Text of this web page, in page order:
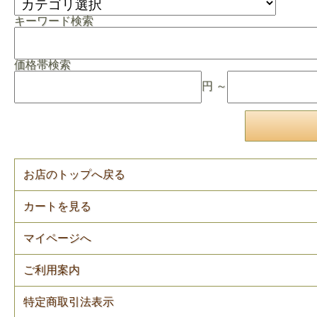
キーワード検索
価格帯検索
円 ～
お店のトップへ戻る
カートを見る
マイページへ
ご利用案内
特定商取引法表示